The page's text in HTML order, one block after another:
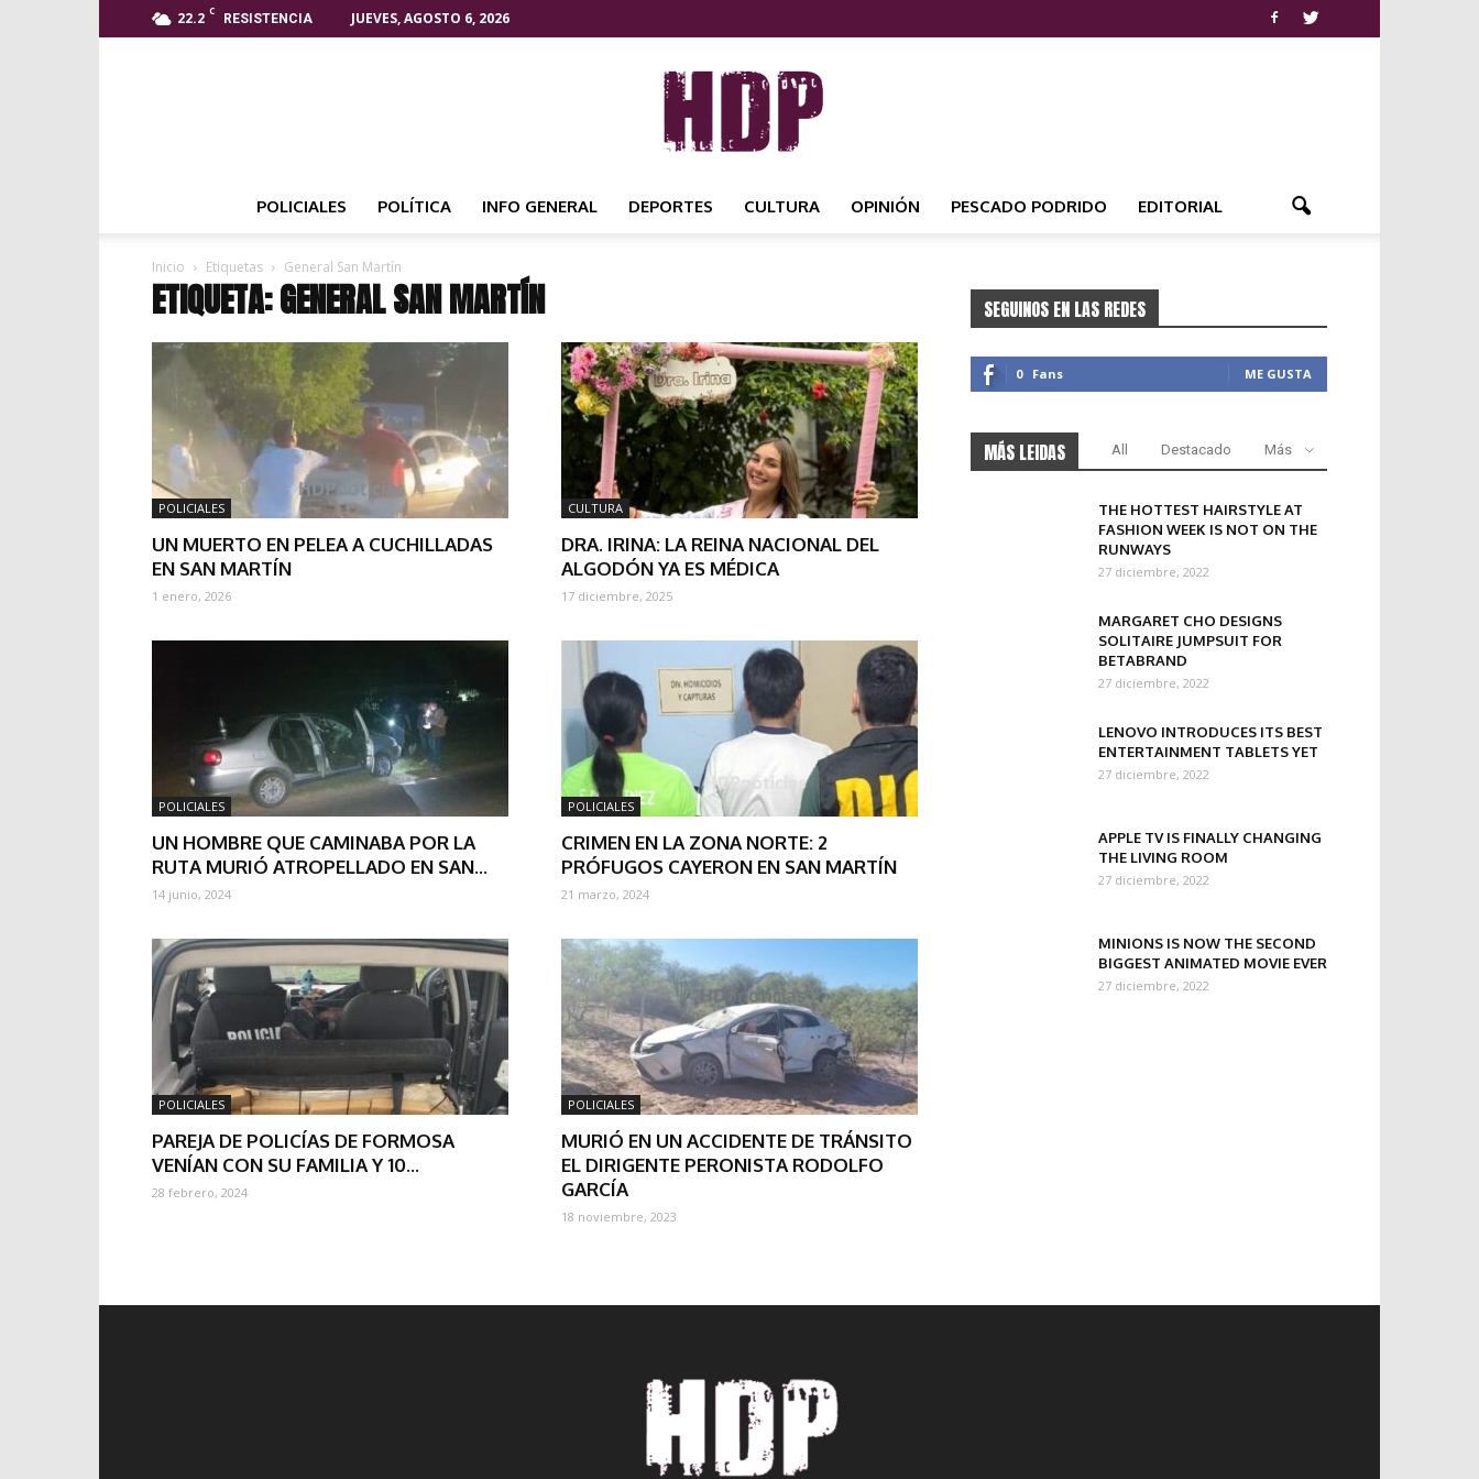
22.2 C
RESISTENCIA JUEVES, AGOSTO 6, 2026
NOTICIAS
POLICIALES POLÍTICA INFO GENERAL DEPORTES CULTURA OPINIÓN PESCADO PODRIDO EDITORIAL
Inicio Etiquetas General San Martín
ETIQUETA: GENERAL SAN MARTÍN
POLICIALES
UN MUERTO EN PELEA A CUCHILLADAS
EN SAN MARTÍN
1 enero, 2026
CULTURA
DRA. IRINA: LA REINA NACIONAL DEL
ALGODÓN YA ES MÉDICA
17 diciembre, 2025
POLICIALES
UN HOMBRE QUE CAMINABA POR LA
RUTA MURIÓ ATROPELLADO EN SAN...
14 junio, 2024
POLICIALES
CRIMEN EN LA ZONA NORTE: 2
PRÓFUGOS CAYERON EN SAN MARTÍN
21 marzo, 2024
POLICIALES
PAREJA DE POLICÍAS DE FORMOSA
VENÍAN CON SU FAMILIA Y 10...
28 febrero, 2024
POLICIALES
MURIÓ EN UN ACCIDENTE DE TRÁNSITO
EL DIRIGENTE PERONISTA RODOLFO
GARCÍA
18 noviembre, 2023
SEGUINOS EN LAS REDES
0 Fans ME GUSTA
MÁS LEIDAS All Destacado Más
THE HOTTEST HAIRSTYLE AT
FASHION WEEK IS NOT ON THE
RUNWAYS
27 diciembre, 2022
MARGARET CHO DESIGNS
SOLITAIRE JUMPSUIT FOR
BETABRAND
27 diciembre, 2022
LENOVO INTRODUCES ITS BEST
ENTERTAINMENT TABLETS YET
27 diciembre, 2022
APPLE TV IS FINALLY CHANGING
THE LIVING ROOM
27 diciembre, 2022
MINIONS IS NOW THE SECOND
BIGGEST ANIMATED MOVIE EVER
27 diciembre, 2022